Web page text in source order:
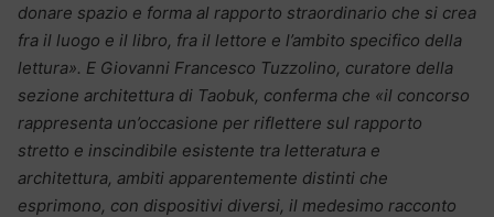
donare spazio e forma al rapporto straordinario che si crea
fra il luogo e il libro, fra il lettore e l’ambito specifico della
lettura». E Giovanni Francesco Tuzzolino, curatore della
sezione architettura di Taobuk, conferma che «il concorso
rappresenta un’occasione per riflettere sul rapporto
stretto e inscindibile esistente tra letteratura e
architettura, ambiti apparentemente distinti che
esprimono, con dispositivi diversi, il medesimo racconto